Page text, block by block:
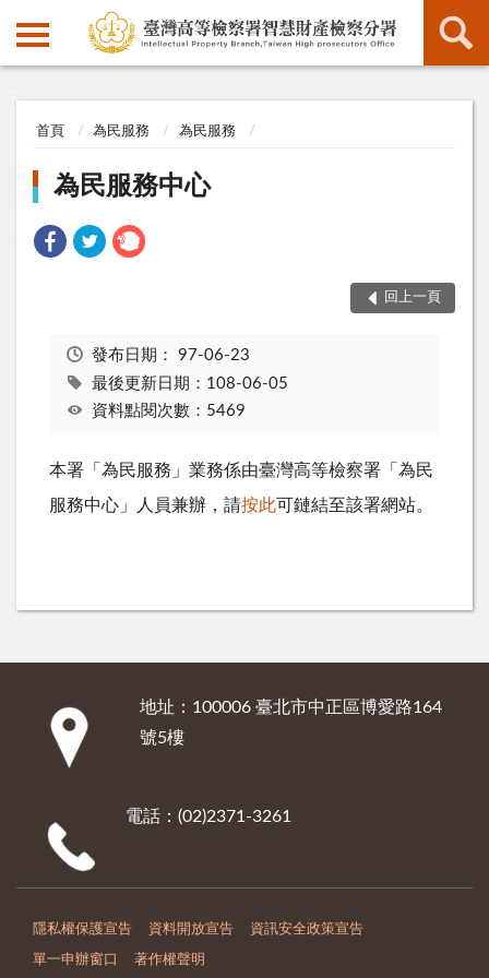
首頁 為民服務 為民服務
為民服務中心
回上一頁
發布日期： 97-06-23
最後更新日期：108-06-05
資料點閱次數：5469
本署「為民服務」業務係由臺灣高等檢察署「為民
服務中心」人員兼辦，請按此可鏈結至該署網站。
地址：100006 臺北市中正區博愛路164
號5樓
電話：(02)2371-3261
隱私權保護宣告 資料開放宣告 資訊安全政策宣告
單一申辦窗口 著作權聲明